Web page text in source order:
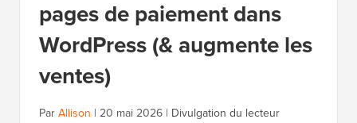
pages de paiement dans
WordPress (& augmente les
ventes)
ParAllison | 20 mai 2026 | Divulgation du lecteur